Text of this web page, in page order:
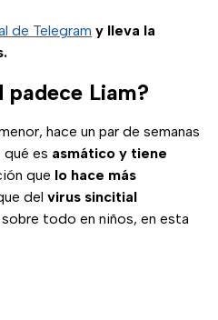
de Telegram y lleva la
padece Liam?
hace un par de semanas
es asmático y tiene
que lo hace más
del virus sincitial
todo en niños, en esta